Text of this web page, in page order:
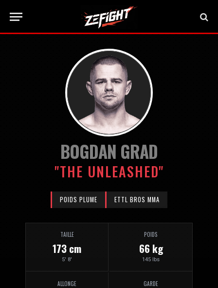
BOGDAN GRAD
"THE UNLEASHED"
POIDS PLUME ETTL BROS MMA
TAILLE
173 cm
5' 8'
POIDS
66 kg
145 lbs
ALLONGE GARDE